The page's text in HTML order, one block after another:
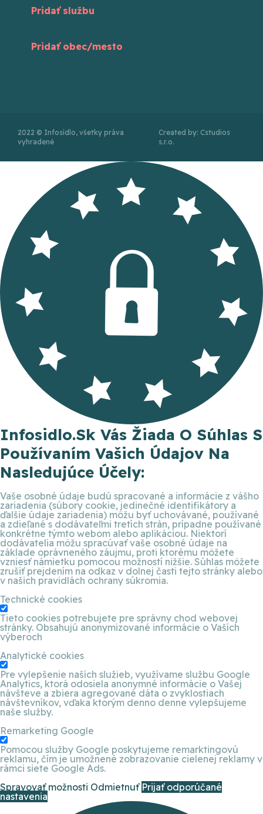
Pridať službu
Pridať obec/mesto
2022 © Infosídlo, všetky práva
vyhradené
Created by: Cstudios
s.r.o.
Infosidlo.sk Vás Žiada O Súhlas S
Používaním Vašich Údajov Na
Nasledujúce Účely:
Vaše osobné údaje budú spracované a informácie z vášho
zariadenia (súbory cookie, jedinečné identifikátory a
ďalšie údaje zariadenia) môžu byť uchovávané, používané
a zdieľané s dodávateľmi tretích strán, prípadne používané
konkrétne týmto webom alebo aplikáciou. Niektorí
dodávatelia môžu spracúvať vaše osobné údaje na
základe oprávneného záujmu, proti ktorému môžete
vzniesť námietku pomocou možností nižšie. Súhlas môžete
zrušiť prejdením na odkaz v dolnej časti tejto stránky alebo
v našich pravidlách ochrany súkromia.
Technické cookies
Tieto cookies potrebujete pre správny chod webovej
stránky. Obsahujú anonymizované informácie o Vaších
výberoch
Analytické cookies
Pre vylepšenie naších služieb, využívame službu Google
Analytics, ktorá odosiela anonymné informácie o Vašej
návšteve a zbiera agregované dáta o zvyklostiach
návštevníkov, vďaka ktorým denno denne vylepšujeme
naše služby.
Remarketing Google
Pomocou služby Google poskytujeme remarktingovú
reklamu, čím je umožnené zobrazovanie cielenej reklamy v
rámci siete Google Ads.
Spravovať možnosti Odmietnuť Prijať odporúčané
nastavenia